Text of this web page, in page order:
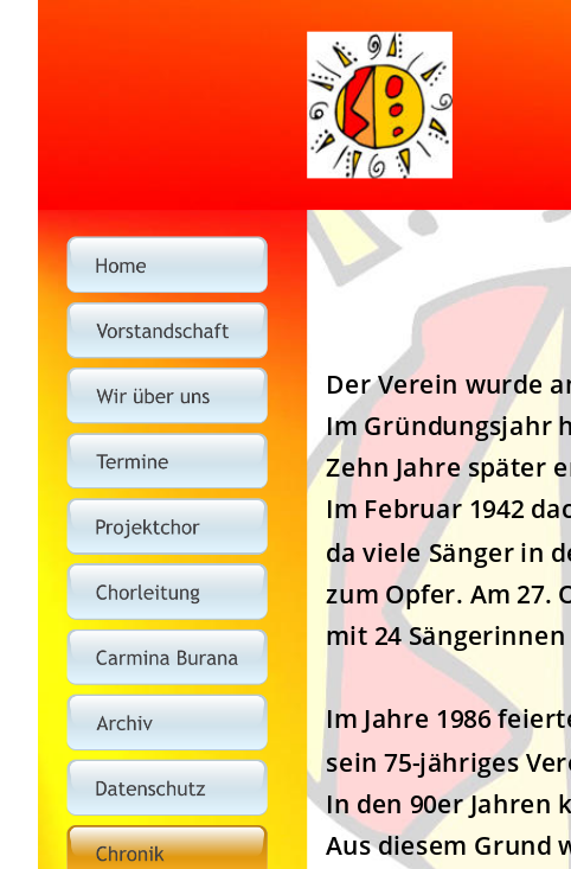
Der Verein wurde
Im Gründungsjahr
Zehn Jahre später
Im Februar 1942
da viele Sänger in
zum Opfer. Am 27.
mit 24
Im Jahre 1986
sein 75-jähriges
In den 90er
Aus diesem Grund